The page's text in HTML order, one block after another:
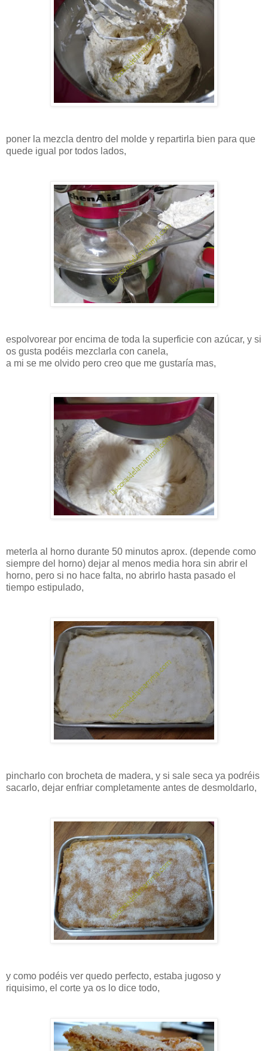
poner la mezcla dentro del molde y repartirla bien para que
quede igual por todos lados,
espolvorear por encima de toda la superficie con azúcar, y si
os gusta podéis mezclarla con canela,
a mi se me olvido pero creo que me gustaría mas,
meterla al horno durante 50 minutos aprox. (depende como
siempre del horno) dejar al menos media hora sin abrir el
horno, pero si no hace falta, no abrirlo hasta pasado el
tiempo estipulado,
pincharlo con brocheta de madera, y si sale seca ya podréis
sacarlo, dejar enfriar completamente antes de desmoldarlo,
y como podéis ver quedo perfecto, estaba jugoso y
riquisimo, el corte ya os lo dice todo,